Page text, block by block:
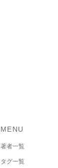
MENU
著者一覧
タグ一覧